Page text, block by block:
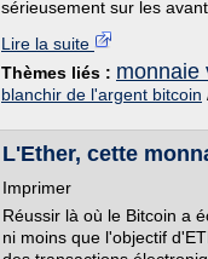
sérieusement sur les
Lire la suite
Thèmes liés : monnaie
blanchir de l'argent bitcoin
L'Ether, cette
Imprimer
Réussir là où le Bitcoin a
ni moins que l'objectif